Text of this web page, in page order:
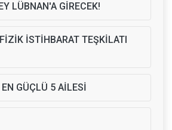
LÜBNAN'A GİRECEK!
İSTİHBARAT TEŞKİLATI
GÜÇLÜ 5 AİLESİ